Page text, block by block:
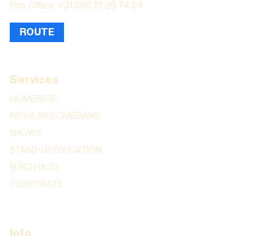
Box Office: +31 (0)6 21 86 74 24
ROUTE
Services
HOMEPAGE
REGULAR COMEDIANS
SHOWS
STAND-UP EDUCATION
BURO HAUG
CORPORATE
Info